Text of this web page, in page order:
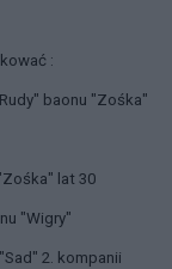
:
baonu "Zośka"
lat 30
"Wigry"
2. kompanii